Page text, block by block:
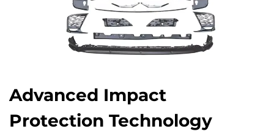
Advanced Impact
Protection Technology